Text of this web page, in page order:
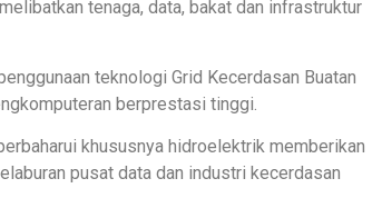
tenaga, data, bakat dan infrastruktur
teknologi Grid Kecerdasan Buatan
berprestasi tinggi.
khususnya hidroelektrik memberikan
pusat data dan industri kecerdasan